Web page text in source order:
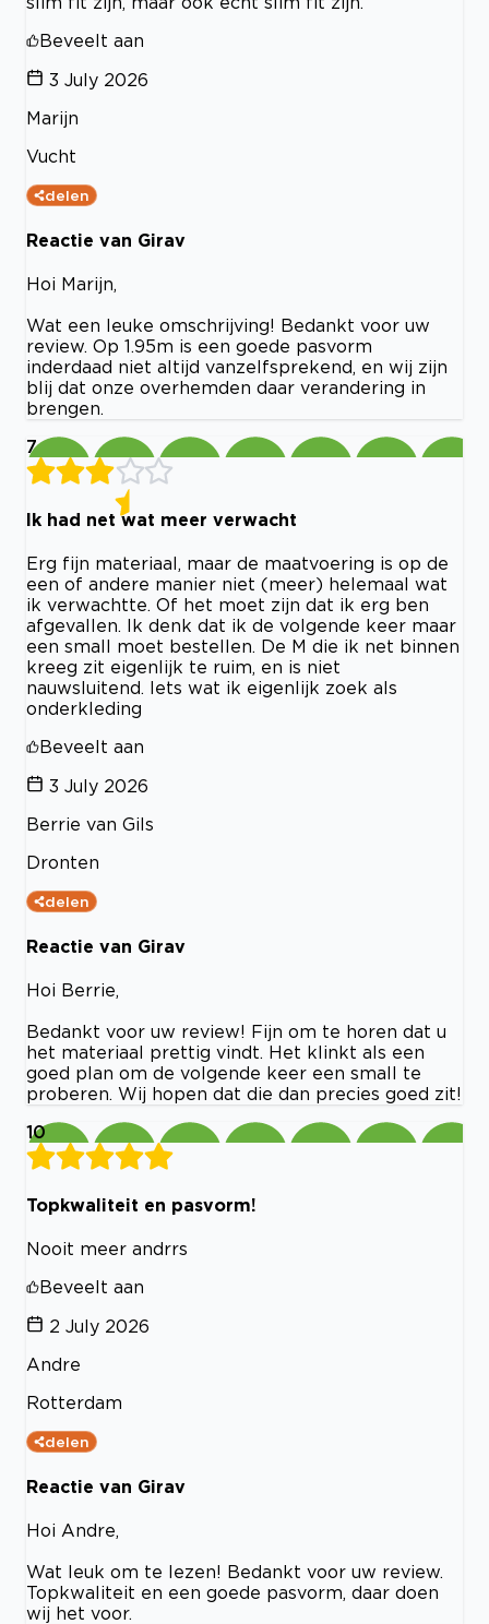
Beveelt aan
3 July 2026
Marijn
Vucht
delen
Reactie van Girav
Hoi Marijn,
Wat een leuke omschrijving! Bedankt voor uw
review. Op 1.95m is een goede pasvorm
inderdaad niet altijd vanzelfsprekend, en wij zijn
blij dat onze overhemden daar verandering in
brengen.
7
Ik had net wat meer verwacht
Erg fijn materiaal, maar de maatvoering is op de
een of andere manier niet (meer) helemaal wat
ik verwachtte. Of het moet zijn dat ik erg ben
afgevallen. Ik denk dat ik de volgende keer maar
een small moet bestellen. De M die ik net binnen
kreeg zit eigenlijk te ruim, en is niet
nauwsluitend. Iets wat ik eigenlijk zoek als
onderkleding
Beveelt aan
3 July 2026
Berrie van Gils
Dronten
delen
Reactie van Girav
Hoi Berrie,
Bedankt voor uw review! Fijn om te horen dat u
het materiaal prettig vindt. Het klinkt als een
goed plan om de volgende keer een small te
proberen. Wij hopen dat die dan precies goed zit!
10
Topkwaliteit en pasvorm!
Nooit meer andrrs
Beveelt aan
2 July 2026
Andre
Rotterdam
delen
Reactie van Girav
Hoi Andre,
Wat leuk om te lezen! Bedankt voor uw review.
Topkwaliteit en een goede pasvorm, daar doen
wij het voor.